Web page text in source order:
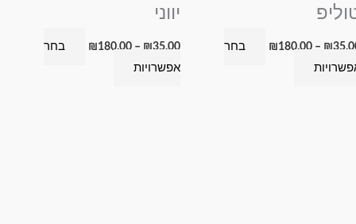
₪
–
₪ 180.00
בחר
יווני
₪35.00
–
₪ 180.00
בחר
אפשרויות